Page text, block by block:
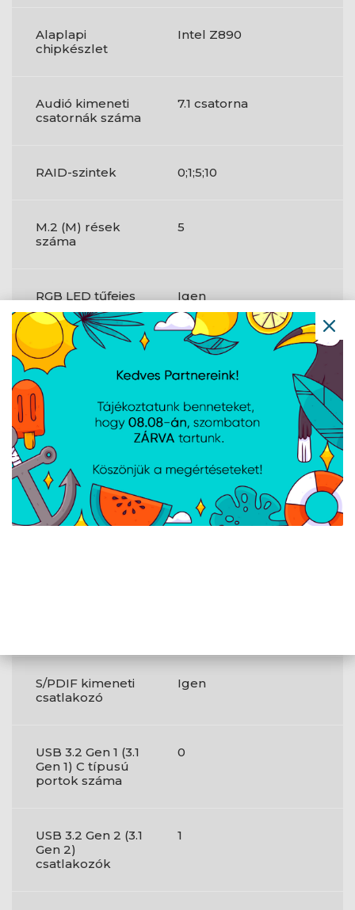
Alaplapi
chipkészlet
Intel Z890
Audió kimeneti
csatornák száma
7.1 csatorna
RAID-szintek 0;1;5;10
M.2 (M) rések
száma
5
RGB LED tűfejes
csatlakozó
Igen
VGA (D-Sub)
portok száma
DVI-D portok
száma
0
Wi-Fi Igen
S/PDIF kimeneti
csatlakozó
Igen
USB 3.2 Gen 1 (3.1
Gen 1) C típusú
portok száma
0
USB 3.2 Gen 2 (3.1
Gen 2)
csatlakozók
1